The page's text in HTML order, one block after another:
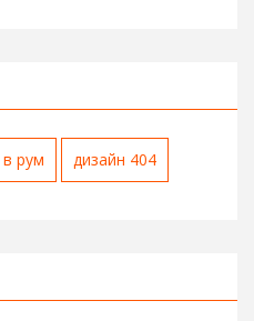
в рум дизайн 404